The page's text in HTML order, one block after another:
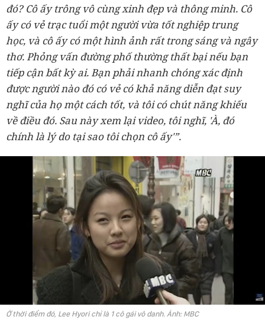
đó? Cô ấy trông vô cùng xinh đẹp và thông minh. Cô
ấy có vẻ trạc tuổi một người vừa tốt nghiệp trung
học, và cô ấy có một hình ảnh rất trong sáng và ngây
thơ.Phỏng vấn đường phố thường thất bại nếu bạn
tiếp cận bất kỳ ai. Bạn phải nhanh chóng xác định
được người nào đó có vẻ có khả năng diễn đạt suy
nghĩ của họ một cách tốt, và tôi có chút năng khiếu
về điều đó. Sau này xem lại video, tôi nghĩ, 'À, đó
chính là lý do tại sao tôi chọn cô ấy'”.
Ở thời điểm đó, Lee Hyori chỉ là 1 cô gái vô danh. Ảnh: MBC